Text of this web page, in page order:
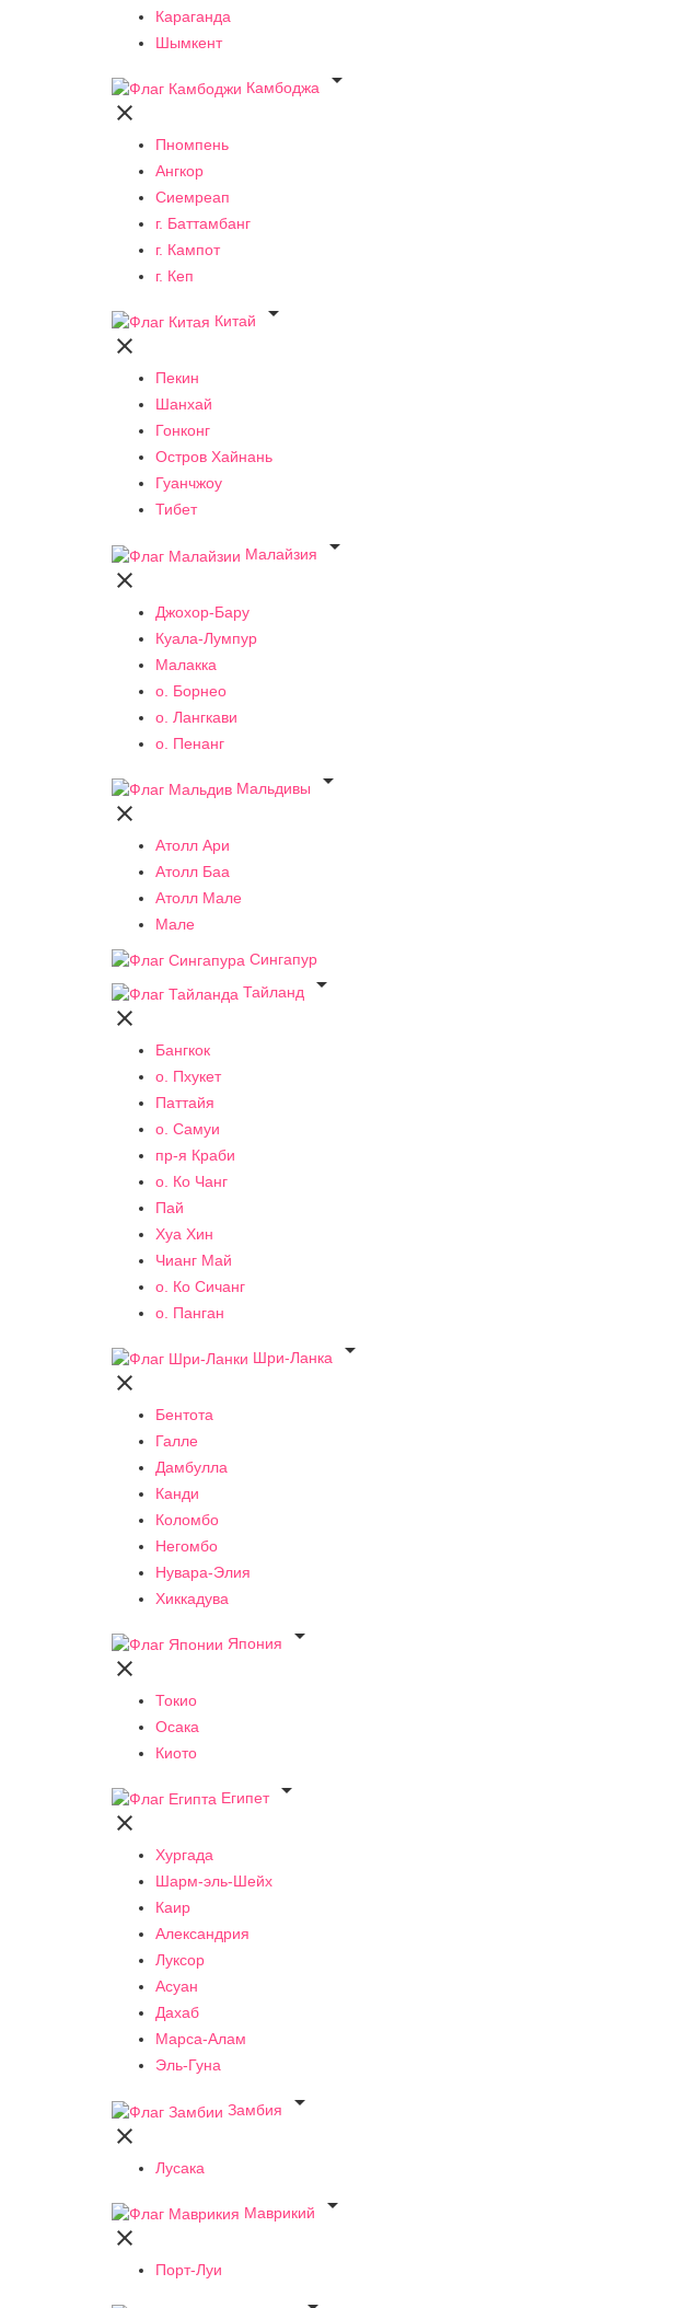
Караганда
Шымкент
Камбоджа


Пномпень
Ангкор
Сиемреап
г. Баттамбанг
г. Кампот
г. Кеп
Китай


Пекин
Шанхай
Гонконг
Остров Хайнань
Гуанчжоу
Тибет
Малайзия


Джохор-Бару
Куала-Лумпур
Малакка
о. Борнео
о. Лангкави
о. Пенанг
Мальдивы


Атолл Ари
Атолл Баа
Атолл Мале
Мале
Сингапур
Тайланд


Бангкок
о. Пхукет
Паттайя
о. Самуи
пр-я Краби
о. Ко Чанг
Пай
Хуа Хин
Чианг Май
о. Ко Сичанг
о. Панган
Шри-Ланка


Бентота
Галле
Дамбулла
Канди
Коломбо
Негомбо
Нувара-Элия
Хиккадува
Япония


Токио
Осака
Киото
Египет


Хургада
Шарм-эль-Шейх
Каир
Александрия
Луксор
Асуан
Дахаб
Марса-Алам
Эль-Гуна
Замбия


Лусака
Маврикий


Порт-Луи